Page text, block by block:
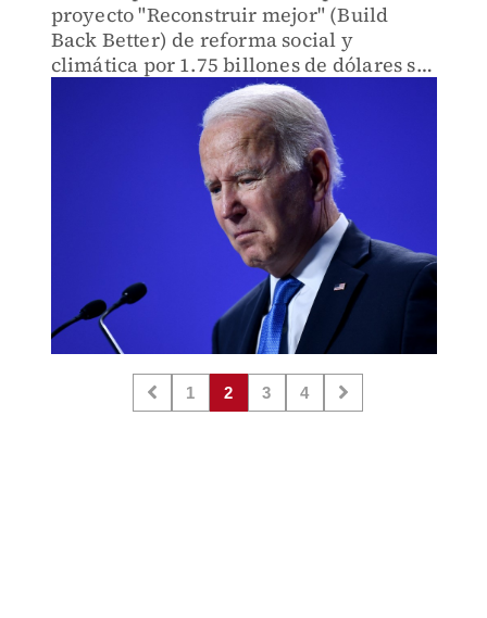
proyecto "Reconstruir mejor" (Build
Back Better) de reforma social y
climática por 1.75 billones de dólares se
apruebe rápidamente.
1 2 3 4